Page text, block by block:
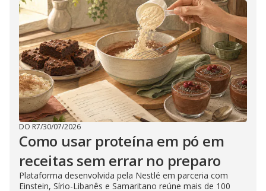
DO R7/30/07/2026
Como usar proteína em pó em
receitas sem errar no preparo
Plataforma desenvolvida pela Nestlé em parceria com
Einstein, Sírio-Libanês e Samaritano reúne mais de 100